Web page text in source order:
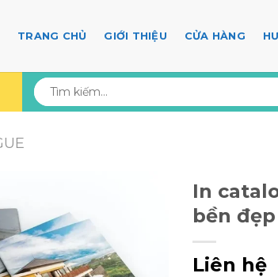
TRANG CHỦ GIỚI THIỆU CỬA HÀNG
Tìm
kiếm:
In
bền đẹp
Liên hệ